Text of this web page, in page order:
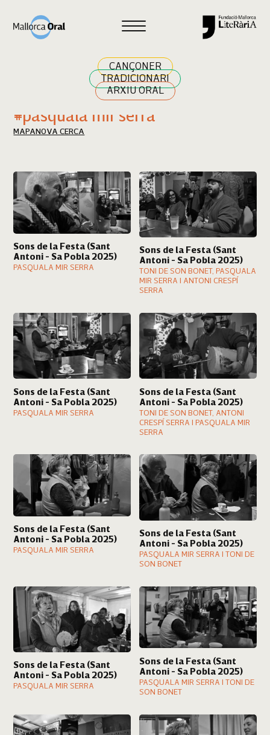
CANÇONER
TRADICIONARI
ARXIU ORAL
Cercar
Resultats cerca
#pasquala mir serra
MAPA NOVA CERCA
Sons de la Festa (Sant
Antoni - Sa Pobla 2025)
PASQUALA MIR SERRA
Sons de la Festa (Sant
Antoni - Sa Pobla 2025)
TONI DE SON BONET, PASQUALA
MIR SERRA I ANTONI CRESPÍ
SERRA
Sons de la Festa (Sant
Antoni - Sa Pobla 2025)
PASQUALA MIR SERRA
Sons de la Festa (Sant
Antoni - Sa Pobla 2025)
TONI DE SON BONET, ANTONI
CRESPÍ SERRA I PASQUALA MIR
SERRA
Sons de la Festa (Sant
Antoni - Sa Pobla 2025)
PASQUALA MIR SERRA
Sons de la Festa (Sant
Antoni - Sa Pobla 2025)
PASQUALA MIR SERRA I TONI DE
SON BONET
Sons de la Festa (Sant
Antoni - Sa Pobla 2025)
PASQUALA MIR SERRA
Sons de la Festa (Sant
Antoni - Sa Pobla 2025)
PASQUALA MIR SERRA I TONI DE
SON BONET